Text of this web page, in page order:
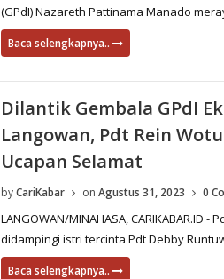
(GPdI) Nazareth Pattinama Manado
Baca selengkapnya..
Dilantik Gembala GPdI
Langowan, Pdt Rein
Ucapan Selamat
byCariKabar on Agustus 31, 2023 0
LANGOWAN/MINAHASA, CARIKABAR.ID -
didampingi istri tercinta Pdt Debby
Baca selengkapnya..